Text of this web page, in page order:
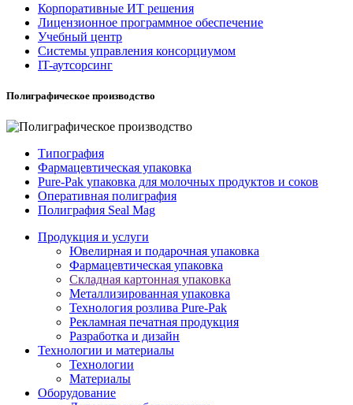
Корпоративные ИТ решения
Лицензионное программное обеспечение
Учебный центр
Системы управления консорциумом
IT-аутсорсинг
Полиграфическое производство
Типография
Фармацевтическая упаковка
Pure-Pak упаковка для молочных продуктов и соков
Оперативная полиграфия
Полиграфия Seal Mag
Продукция и услуги
Ювелирная и подарочная упаковка
Фармацевтическая упаковка
Складная картонная упаковка
Металлизированная упаковка
Технология розлива Pure-Pak
Рекламная печатная продукция
Разработка и дизайн
Технологии и материалы
Технологии
Материалы
Оборудование